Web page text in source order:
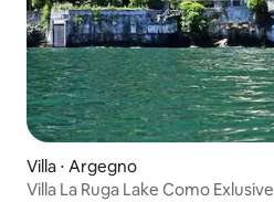
Villa ⋅ Argegno
Villa La Ruga Lake Como Exlusive